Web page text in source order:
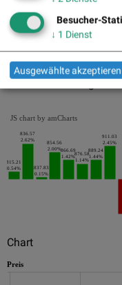
Die letzten 20 Tage der
815.21
0.54%
836.57
2.62%
837.83
0.15%
854.56
2.00%866.69
1.42%876.58
1.14%
889.24
1.44%
911.03
2.45%
JS chart by amCharts
Chart
Preis
Besucher-
↓ 1 Dienst
Ausgewählte akzeptieren